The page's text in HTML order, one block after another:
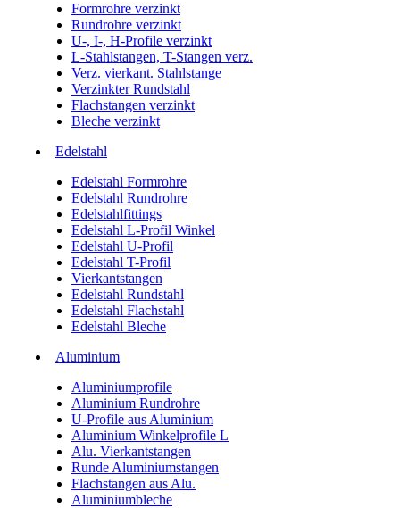
Formrohre verzinkt
Rundrohre verzinkt
U-, I-, H-Profile verzinkt
L-Stahlstangen, T-Stangen verz.
Verz. vierkant. Stahlstange
Verzinkter Rundstahl
Flachstangen verzinkt
Bleche verzinkt
Edelstahl
Edelstahl Formrohre
Edelstahl Rundrohre
Edelstahlfittings
Edelstahl L-Profil Winkel
Edelstahl U-Profil
Edelstahl T-Profil
Vierkantstangen
Edelstahl Rundstahl
Edelstahl Flachstahl
Edelstahl Bleche
Aluminium
Aluminiumprofile
Aluminium Rundrohre
U-Profile aus Aluminium
Aluminium Winkelprofile L
Alu. Vierkantstangen
Runde Aluminiumstangen
Flachstangen aus Alu.
Aluminiumbleche